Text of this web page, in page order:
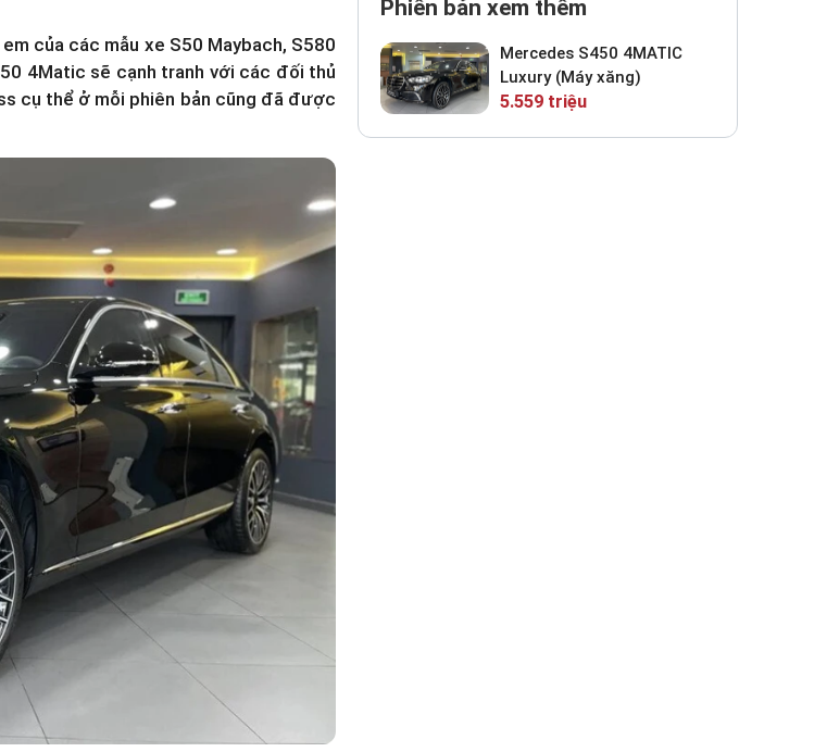
của các mẫu xe S50 Maybach, S580
4Matic sẽ cạnh tranh với các đối thủ
cụ thể ở mỗi phiên bản cũng đã được
Phiên bản xem thêm
Mercedes S450 4MATIC
Luxury (Máy xăng)
5.559 triệu